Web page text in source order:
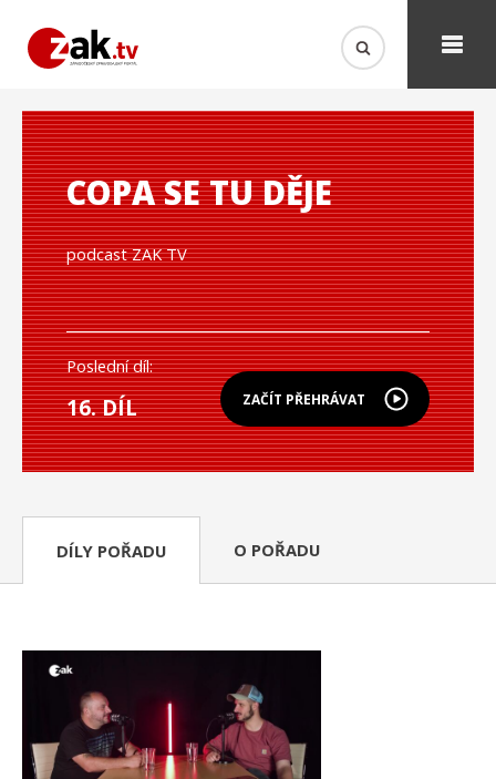
COPA SE TU DĚJE
podcast ZAK TV
ZAČÍT PŘEHRÁVAT
Poslední díl:
16. DÍL
DÍLY POŘADU O POŘADU